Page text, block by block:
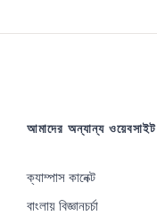
আমাদের অন্যান্য ওয়েবসাইট
ক্যাম্পাস কানেক্ট
বাংলায় বিজ্ঞানচর্চা